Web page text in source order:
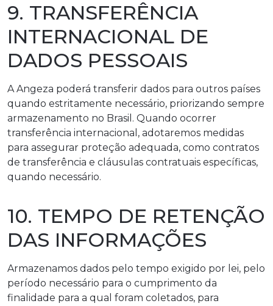
9. TRANSFERÊNCIA
INTERNACIONAL DE
DADOS PESSOAIS
A Angeza poderá transferir dados para outros países
quando estritamente necessário, priorizando sempre
armazenamento no Brasil. Quando ocorrer
transferência internacional, adotaremos medidas
para assegurar proteção adequada, como contratos
de transferência e cláusulas contratuais específicas,
quando necessário.
10. TEMPO DE RETENÇÃO
DAS INFORMAÇÕES
Armazenamos dados pelo tempo exigido por lei, pelo
período necessário para o cumprimento da
finalidade para a qual foram coletados, para